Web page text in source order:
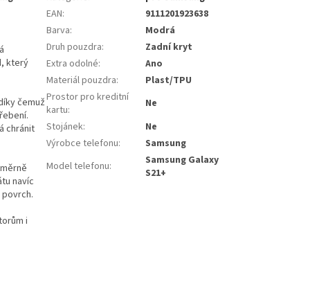
který
čemuž
chránit
navíc
i
EAN:
9111201923638
Barva:
Modrá
Druh pouzdra:
Zadní kryt
Extra odolné:
Ano
Materiál pouzdra:
Plast/TPU
Prostor pro kreditní
kartu:
Ne
Stojánek:
Ne
Výrobce telefonu:
Samsung
Model telefonu:
Samsung Galaxy
S21+